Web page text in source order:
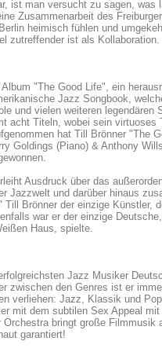
ist man versucht zu sagen, was
Zusammenarbeit des
heimisch fühlen und
zutreffender ist als Kollaboration.
"The Good Life", ein
Jazz Songbook,
und vielen weiteren
acht Titeln, wobei sein
hat Till Brönner "The
Goldings (Piano) & Anthony
Ausdruck über das
Jazzwelt und darüber hinaus
Brönner der einzige Künstler,
war er der einzige
Haus, spielte.
Jazz Musiker
zwischen den Genres ist er
verliehen: Jazz, Klassik und
mit dem subtilen Sex Appeal
bringt große
garantiert!